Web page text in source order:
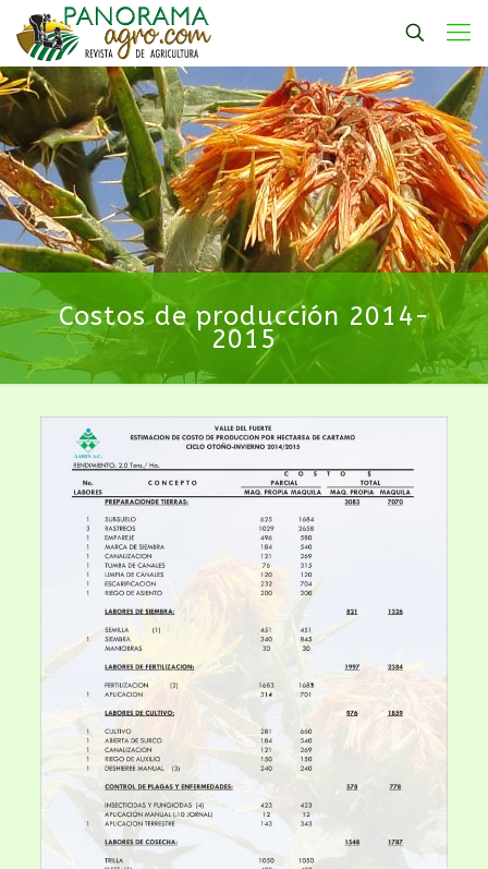
Costos de producción 2014-
2015